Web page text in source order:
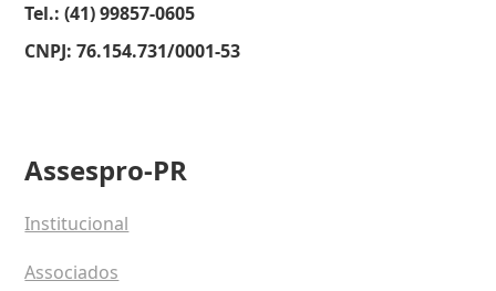
Tel.: (41) 99857-0605
CNPJ: 76.154.731/0001-53
Assespro-PR
Institucional
Associados